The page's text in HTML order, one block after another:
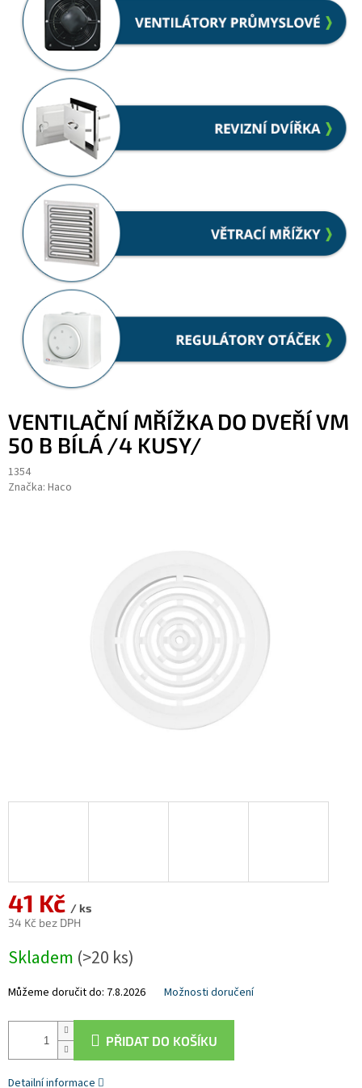
VENTILAČNÍ MŘÍŽKA DO DVEŘÍ VM
50 B BÍLÁ /4 KUSY/
1354
Značka: Haco
41 Kč / ks
34 Kč bez DPH
cena:
Skladem (>20 ks)
Můžeme doručit do: 7.8.2026 Možnosti doručení
PŘIDAT DO KOŠÍKU
Detailní informace